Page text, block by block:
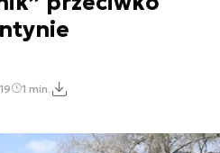
1 min.